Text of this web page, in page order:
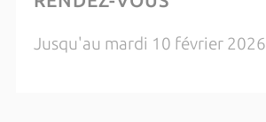
Jusqu'au mardi 10 février 2026